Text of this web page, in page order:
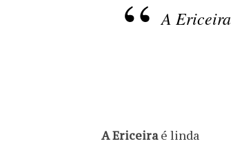
A
A Ericeiraé linda